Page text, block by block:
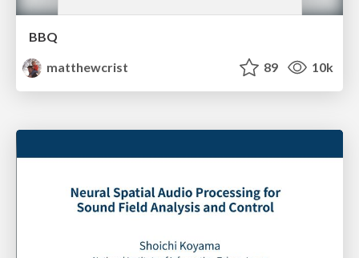
BBQ
matthewcrist
89 10k